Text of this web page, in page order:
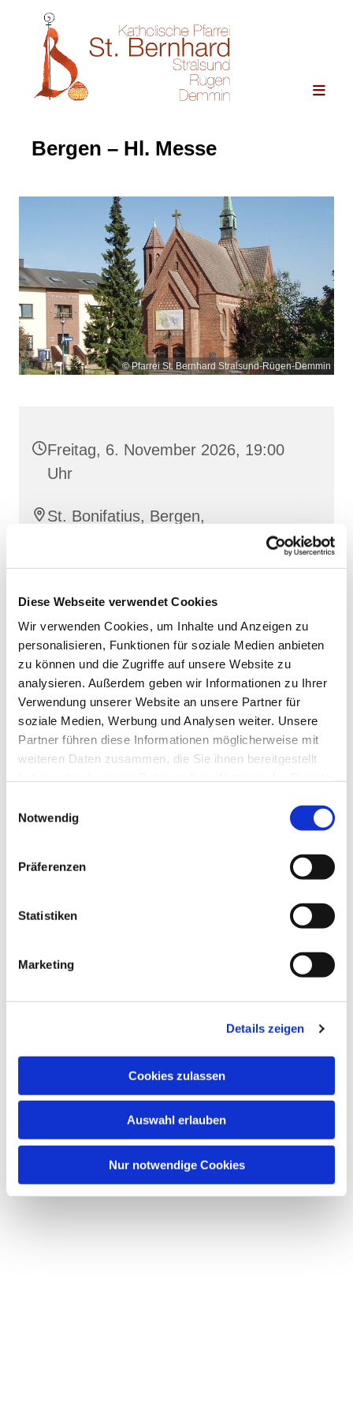
Diese Webseite verwendet Cookies
Wir verwenden Cookies, um Inhalte und Anzeigen zu
personalisieren, Funktionen für soziale Medien anbieten
zu können und die Zugriffe auf unsere Website zu
analysieren. Außerdem geben wir Informationen zu Ihrer
Verwendung unserer Website an unsere Partner für
soziale Medien, Werbung und Analysen weiter. Unsere
Partner führen diese Informationen möglicherweise mit
weiteren Daten zusammen, die Sie ihnen bereitgestellt
Notwendig
Präferenzen
Statistiken
Marketing
Details zeigen
Cookies zulassen
Auswahl erlauben
Nur notwendige Cookies
Bergen – Hl. Messe
© Pfarrei St. Bernhard Stralsund-Rügen-Demmin
Freitag, 6. November 2026, 19:00
Uhr
St. Bonifatius, Bergen,
Clementstraße 1, 18528 Bergen auf